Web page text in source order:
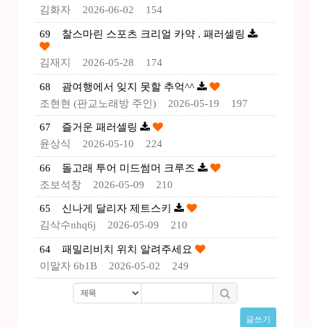
김화자
2026-06-02 154
69 찰스마린 스포츠 크리얼 카약 . 패러셀링
김재지 2026-05-28 174
68
괌여행에서 잊지 못할 추억^^
조현현 (판교노래방 주인)
2026-05-19 197
67
즐거운 패러셀링
윤상식
2026-05-10 224
66
돌고래 투어 미드썸머 크루즈
조보석창
2026-05-09 210
65
신나게 달리자 제트스키
김삭수nhq6j
2026-05-09 210
64
패밀리비치 위치 알려주세요
이말자 6b1B
2026-05-02 249
글쓰기